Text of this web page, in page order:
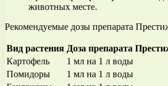
животных месте.
Рекомендуемые дозы препарата
Вид растения Доза препарата
Картофель
1 мл на 1 л воды
Помидоры
1 мл на 1 л воды